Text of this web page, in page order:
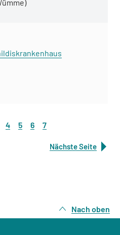
4 5 6 7
Nächste Seite
Nach oben